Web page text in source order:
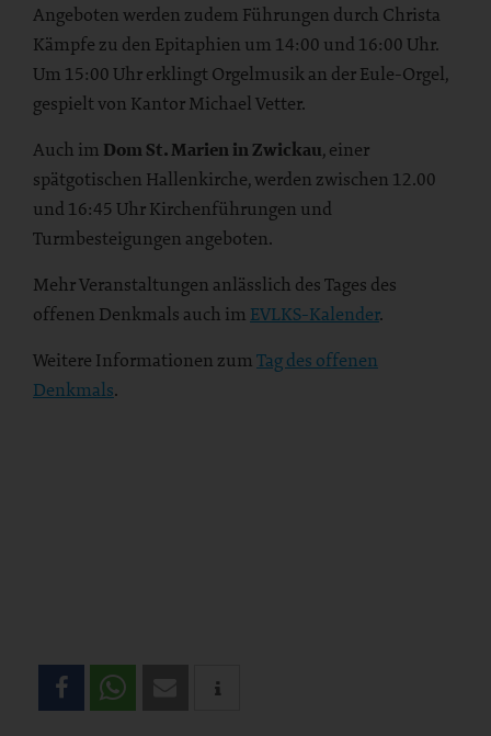
Angeboten werden zudem Führungen durch Christa
Kämpfe zu den Epitaphien um 14:00 und 16:00 Uhr.
Um 15:00 Uhr erklingt Orgelmusik an der Eule-Orgel,
gespielt von Kantor Michael Vetter.
Auch im Dom St. Marien in Zwickau, einer
spätgotischen Hallenkirche, werden zwischen 12.00
und 16:45 Uhr Kirchenführungen und
Turmbesteigungen angeboten.
Mehr Veranstaltungen anlässlich des Tages des
offenen Denkmals auch im EVLKS-Kalender.
Weitere Informationen zumTag des offenen
Denkmals.
Teilen
Sie